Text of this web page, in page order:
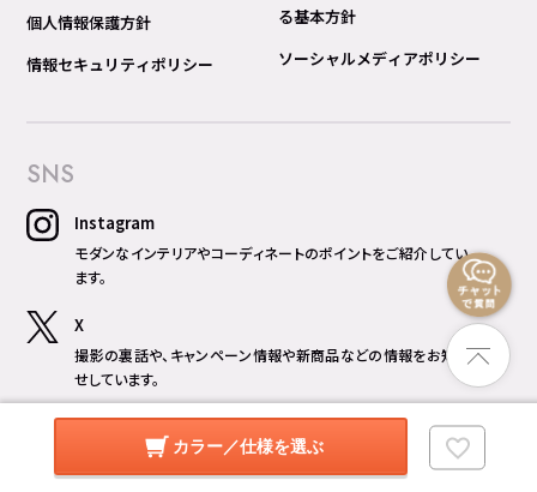
カラー／仕様を選ぶ
個人情報保護方針
情報セキュリティポリシー
る基本方針
ソーシャルメディアポリシー
SNS
Instagram
モダンなインテリアやコーディネートのポイントをご紹介してい
ます。
X
撮影の裏話や、キャンペーン情報や新商品などの情報をお知ら
せしています。
暮らしのデザインch
おすすめ商品をプロの目線の動画形式で分かりやすくご紹介し
ています。